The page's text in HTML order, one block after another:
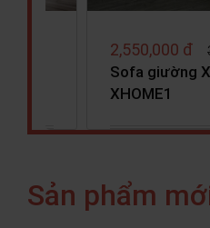
3,750,000 đ
Sofa Mliving
Sản phẩm